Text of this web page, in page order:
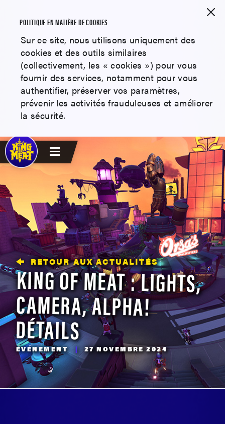
POLITIQUE EN MATIÈRE DE COOKIES
Sur ce site, nous utilisons uniquement des
cookies et des outils similaires
(collectivement, les « cookies ») pour vous
fournir des services, notamment pour vous
authentifier, préserver vos paramètres,
prévenir les activités frauduleuses et améliorer
la sécurité.
RETOUR AUX ACTUALITÉS
KING OF MEAT : LIGHTS,
CAMERA, ALPHA!
DÉTAILS
ÉVÉNEMENT 27 NOVEMBRE 2024